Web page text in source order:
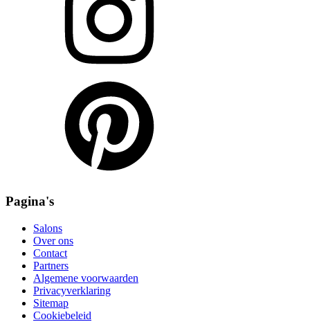
Pagina's
Salons
Over ons
Contact
Partners
Algemene voorwaarden
Privacyverklaring
Sitemap
Cookiebeleid